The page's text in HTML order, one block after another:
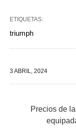
ETIQUETAS:
triumph
3 ABRIL, 2024
Precios de